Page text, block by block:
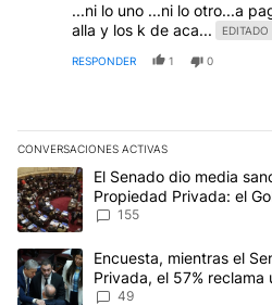
...ni lo uno ...ni lo otro...a
alla y los k de aca...
EDITADO
RESPONDER 1 0
CONVERSACIONES ACTIVAS
Este listado muestra los artículos
Un artículo de tendencia con el
El Senado dio media
Propiedad Privada: el
Ley del Manejo del Fuego
155
Un artículo de tendencia con el
Encuesta, mientras el
Privada, el 57%
49